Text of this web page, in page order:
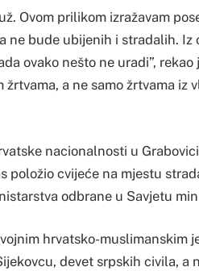
Ovom prilikom izražavam
ne bude ubijenih i stradalih. Iz
ovako nešto ne uradi”, rekao
a ne samo žrtvama iz
nacionalnosti u
položio cvijeće na mjestu
odbrane u Savjetu
hrvatsko-muslimanskim
devet srpskih civila, a